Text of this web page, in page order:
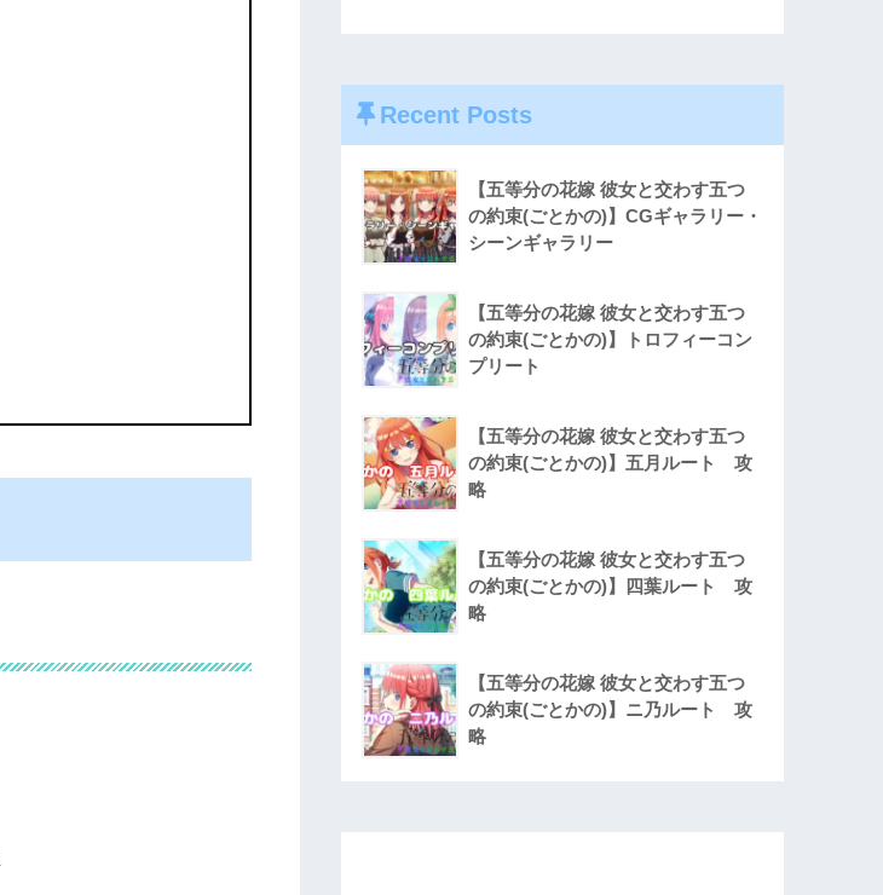
Recent Posts
【五等分の花嫁 彼女と交わす五つ
の約束(ごとかの)】CGギャラリー・
シーンギャラリー
【五等分の花嫁 彼女と交わす五つ
の約束(ごとかの)】トロフィーコン
プリート
【五等分の花嫁 彼女と交わす五つ
の約束(ごとかの)】五月ルート 攻
略
【五等分の花嫁 彼女と交わす五つ
の約束(ごとかの)】四葉ルート 攻
略
【五等分の花嫁 彼女と交わす五つ
の約束(ごとかの)】ニ乃ルート 攻
略